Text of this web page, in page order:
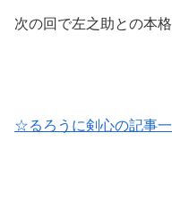
次の回で左之助との本
☆るろうに剣心の記事